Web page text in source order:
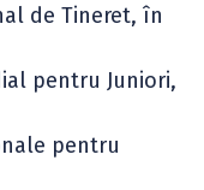
de Tineret, în
pentru Juniori,
pentru